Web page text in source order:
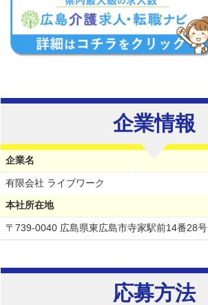
企業情報
企業名
有限会社 ライブワーク
本社所在地
〒739-0040 広島県東広島市寺家駅前14番28号
応募方法